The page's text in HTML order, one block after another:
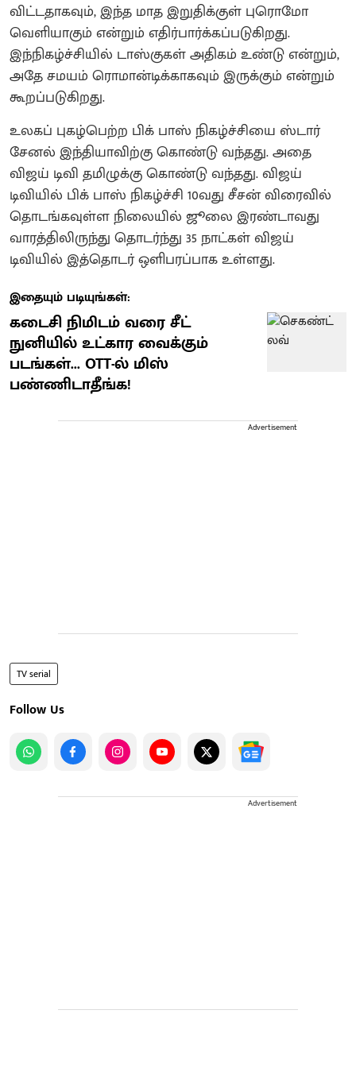
விட்டதாகவும், இந்த மாத இறுதிக்குள் புரொமோ
வெளியாகும் என்றும் எதிர்பார்க்கப்படுகிறது.
இந்நிகழ்ச்சியில் டாஸ்குகள் அதிகம் உண்டு என்றும்,
அதே சமயம் ரொமான்டிக்காகவும் இருக்கும் என்றும்
கூறப்படுகிறது.
உலகப் புகழ்பெற்ற பிக் பாஸ் நிகழ்ச்சியை ஸ்டார்
சேனல் இந்தியாவிற்கு கொண்டு வந்தது. அதை
விஜய் டிவி தமிழுக்கு கொண்டு வந்தது. விஜய்
டிவியில் பிக் பாஸ் நிகழ்ச்சி 10வது சீசன் விரைவில்
தொடங்கவுள்ள நிலையில் ஜூலை இரண்டாவது
வாரத்திலிருந்து தொடர்ந்து 35 நாட்கள் விஜய்
டிவியில் இத்தொடர் ஒளிபரப்பாக உள்ளது.
இதையும் படியுங்கள்:
கடைசி நிமிடம் வரை சீட்
நுனியில் உட்கார வைக்கும்
படங்கள்... OTT-ல் மிஸ்
பண்ணிடாதீங்க!
Advertisement
TV serial
Follow Us
Advertisement